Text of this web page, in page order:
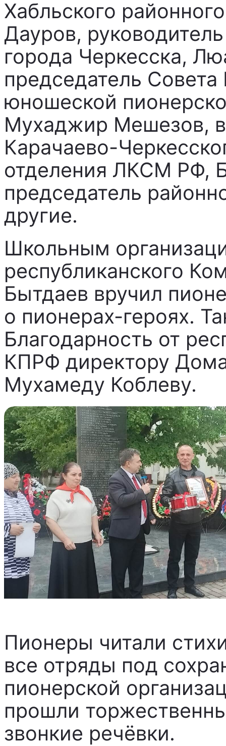
Хабльского
Дауров,
города Черкесска,
председатель
юношеской
Мухаджир Мешезов,
Карачаево-
отделения ЛКСМ РФ,
председатель
другие.
Школьным
республиканского
Бытдаев вручил
о пионерах-героях.
Благодарность от
КПРФ директору
Мухамеду Коблеву.
Пионеры читали
все отряды под
пионерской
прошли
звонкие речёвки.